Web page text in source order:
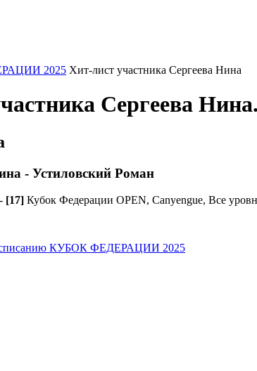
2025 Хит-лист участника Сергеева Нина
Сергеева
- Устиловский Роман
- [17] Кубок Федерации OPEN, Canyengue, Все
КУБОК ФЕДЕРАЦИИ 2025